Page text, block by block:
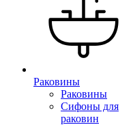
Раковины
Раковины
Сифоны для
раковин